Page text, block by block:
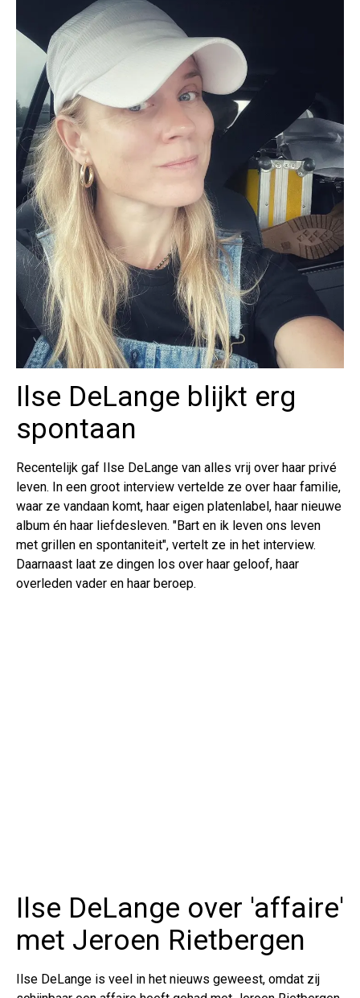
Ilse DeLange blijkt erg
spontaan
Recentelijk gaf Ilse DeLange van alles vrij over haar privé
leven. In een groot interview vertelde ze over haar familie,
waar ze vandaan komt, haar eigen platenlabel, haar nieuwe
album én haar liefdesleven. "Bart en ik leven ons leven
met grillen en spontaniteit", vertelt ze in het interview.
Daarnaast laat ze dingen los over haar geloof, haar
overleden vader en haar beroep.
Ilse DeLange over 'affaire'
met Jeroen Rietbergen
Ilse DeLange is veel in het nieuws geweest, omdat zij